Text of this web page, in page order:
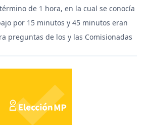
de 1 hora, en la cual se conocía
por 15 minutos y 45 minutos eran
preguntas de los y las Comisionadas